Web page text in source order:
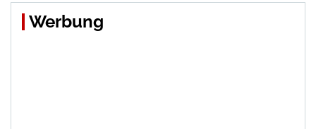
Werbung